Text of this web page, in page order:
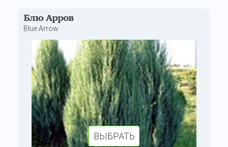
Блю Арров
Blue Arrow
ВЫБРАТЬ